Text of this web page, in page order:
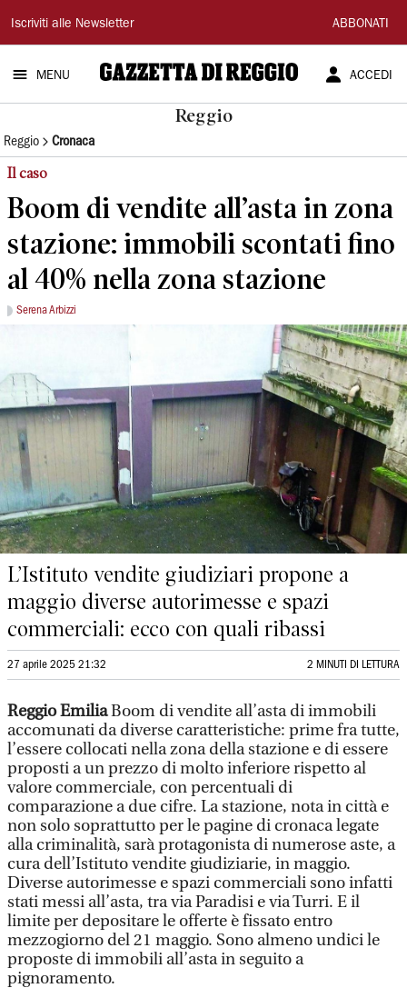
Gazzetta
di
Reggio
Iscriviti alle Newsletter ABBONATI
MENU ACCEDI
Reggio
Reggio Cronaca
Il caso
Boom di vendite all’asta in zona
stazione: immobili scontati fino
al 40% nella zona stazione
Serena Arbizzi
L’Istituto vendite giudiziari propone a
maggio diverse autorimesse e spazi
commerciali: ecco con quali ribassi
27 aprile 2025 21:32 2 MINUTI DI LETTURA
Reggio EmiliaBoom di vendite all’asta di immobili
accomunati da diverse caratteristiche: prime fra tutte,
l’essere collocati nella zona della stazione e di essere
proposti a un prezzo di molto inferiore rispetto al
valore commerciale, con percentuali di
comparazione a due cifre. La stazione, nota in città e
non solo soprattutto per le pagine di cronaca legate
alla criminalità, sarà protagonista di numerose aste, a
cura dell’Istituto vendite giudiziarie, in maggio.
Diverse autorimesse e spazi commerciali sono infatti
stati messi all’asta, tra via Paradisi e via Turri. E il
limite per depositare le offerte è fissato entro
mezzogiorno del 21 maggio. Sono almeno undici le
proposte di immobili all’asta in seguito a
pignoramento.